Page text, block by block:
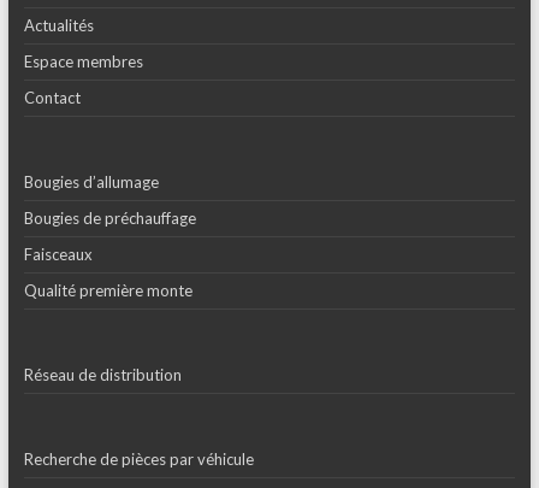
Actualités
Espace membres
Contact
Bougies d’allumage
Bougies de préchauffage
Faisceaux
Qualité première monte
Réseau de distribution
Recherche de pièces par véhicule